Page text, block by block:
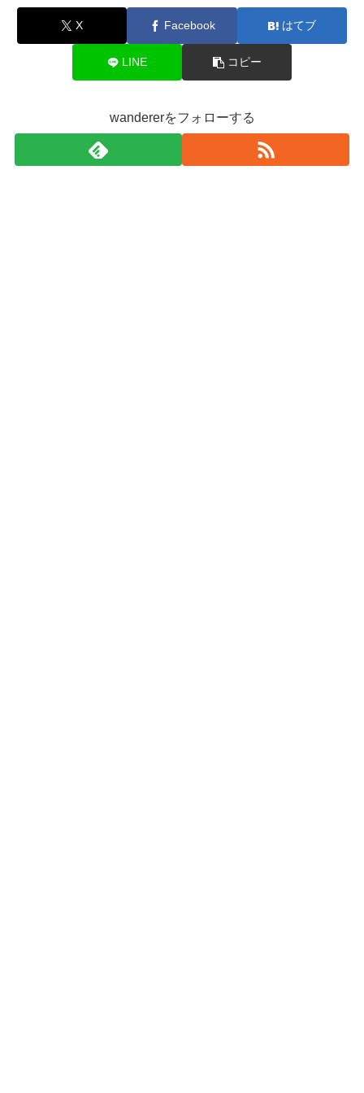
X Facebook はてブ
LINE コピー
wandererをフォローする